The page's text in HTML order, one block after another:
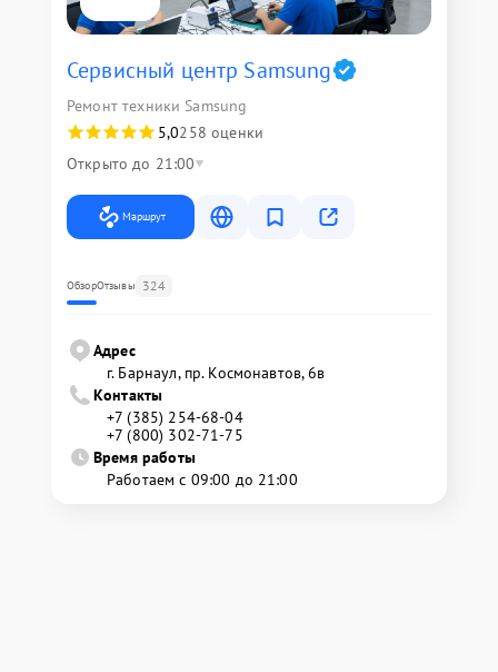
Сервисный центр Samsung
Ремонт техники Samsung
5,0258 оценки
Открыто до 21:00
Маршрут
ОбзорОтзывы 324
Адрес
г. Барнаул, ​пр. Космонавтов, 6в
Контакты
+7 (385) 254-68-04
+7 (800) 302-71-75
Время работы
Работаем с 09:00 до 21:00